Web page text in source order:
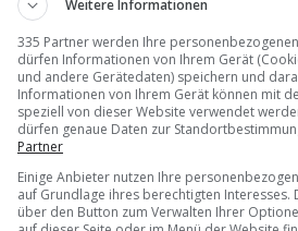
Weitere Informationen
335 Partner werden Ihre
dürfen Informationen von Ihrem Gerät
und andere Gerätedaten) speichern und
Informationen von Ihrem Gerät können mit
speziell von dieser Website verwendet
dürfen genaue Daten zur
Partner
Einige Anbieter nutzen Ihre
auf Grundlage ihres berechtigten Interesses.
über den Button zum Verwalten Ihrer